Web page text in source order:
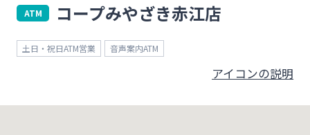
個人向けインターネットバンキング
ログオン
ATM コープみやざき赤江店
土日・祝日ATM営業 音声案内ATM
アイコンの説明